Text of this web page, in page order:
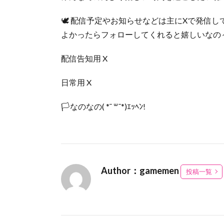
🕊️ 配信予定やお知らせなどは主にXで発信し
よかったらフォローしてくれると嬉しいなの
配信告知用 X
日常用 X
🏳なのなの( *¯ ꒳¯*)ｴｯﾍﾝ!
Author：gamemen 投稿一覧